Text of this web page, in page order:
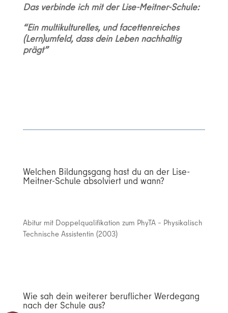
Das verbinde ich mit der Lise-Meitner-Schule:
“Ein multikulturelles, und facettenreiches
(Lern)umfeld, dass dein Leben nachhaltig
prägt”
Welchen Bildungsgang hast du an der Lise-
Meitner-Schule absolviert und wann?
Abitur mit Doppelqualifikation zum PhyTA – Physikalisch
Technische Assistentin (2003)
Wie sah dein weiterer beruflicher Werdegang
nach der Schule aus?